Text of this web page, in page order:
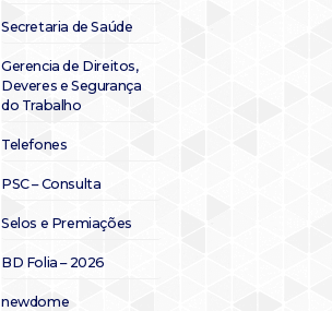
Secretaria de Saúde
Gerencia de Direitos,
Deveres e Segurança
do Trabalho
Telefones
PSC – Consulta
Selos e Premiações
BD Folia – 2026
newdome